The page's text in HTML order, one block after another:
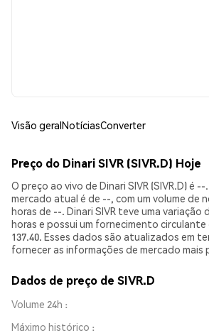
Visão geralNotíciasConverter
Preço do Dinari SIVR (SIVR.D) Hoje
O preço ao vivo de Dinari SIVR (SIVR.D) é
mercado atual é de --, com um volume de
horas de --. Dinari SIVR teve uma variação
horas e possui um fornecimento
137.40. Esses dados são atualizados em
fornecer as informações de mercado mais
Dados de preço de SIVR.D
Volume 24h
Máximo histórico